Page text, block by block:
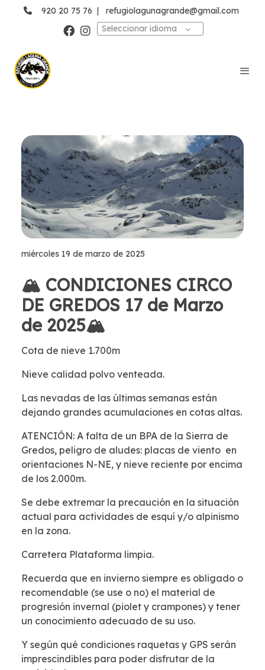
920 20 75 76 |
refugiolagunagrande@gmail.com
Seleccionar idioma
miércoles 19 de marzo de 2025
🏔 CONDICIONES CIRCO
DE GREDOS 17 de Marzo
de 2025🏔
Cota de nieve 1.700m
Nieve calidad polvo venteada.
Las nevadas de las últimas semanas están
dejando grandes acumulaciones en cotas altas.
ATENCIÓN: A falta de un BPA de la Sierra de
Gredos, peligro de aludes: placas de viento en
orientaciones N-NE, y nieve reciente por encima
de los 2.000m.
Se debe extremar la precaución en la situación
actual para actividades de esquí y/o alpinismo
en la zona.
Carretera Plataforma limpia.
Recuerda que en invierno siempre es obligado o
recomendable (se use o no) el material de
progresión invernal (piolet y crampones) y tener
un conocimiento adecuado de su uso.
Y según qué condiciones raquetas y GPS serán
imprescindibles para poder disfrutar de la